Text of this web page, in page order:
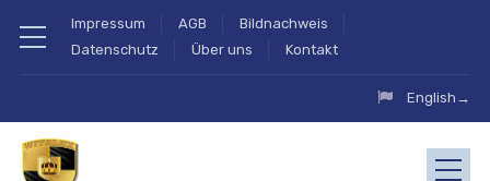
Impressum AGB
Bildnachweis
Datenschutz
Über uns Kontakt
English→